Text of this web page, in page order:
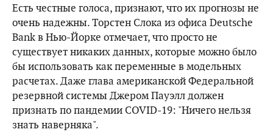
Есть честные голоса, признают, что их прогнозы не
очень надежны. Торстен Слока из офиса Deutsche
Bank в Нью-Йорке отмечает, что просто не
существует никаких данных, которые можно было
бы использовать как переменные в модельных
расчетах. Даже глава американской Федеральной
резервной системы Джером Пауэлл должен
признать по пандемии COVID-19: "Ничего нельзя
знать наверняка".